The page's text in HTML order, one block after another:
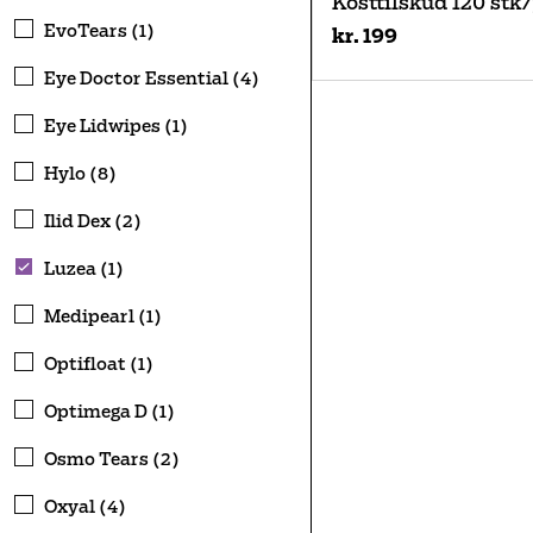
EvoTears (1)
Eye Doctor Essential (4)
Eye Lidwipes (1)
Hylo (8)
Ilid Dex (2)
Luzea (1)
Medipearl (1)
Optifloat (1)
Optimega D (1)
Osmo Tears (2)
Oxyal (4)
kr. 199